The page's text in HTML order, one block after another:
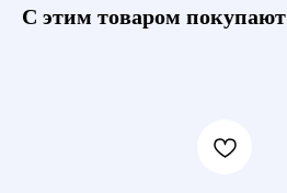
С этим товаром покупают